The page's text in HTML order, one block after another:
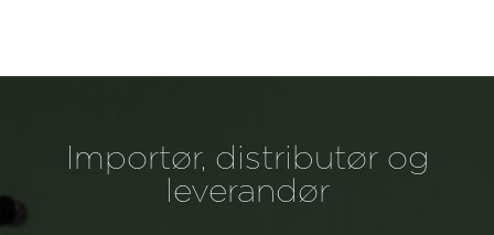
Importør, distributør og
leverandør